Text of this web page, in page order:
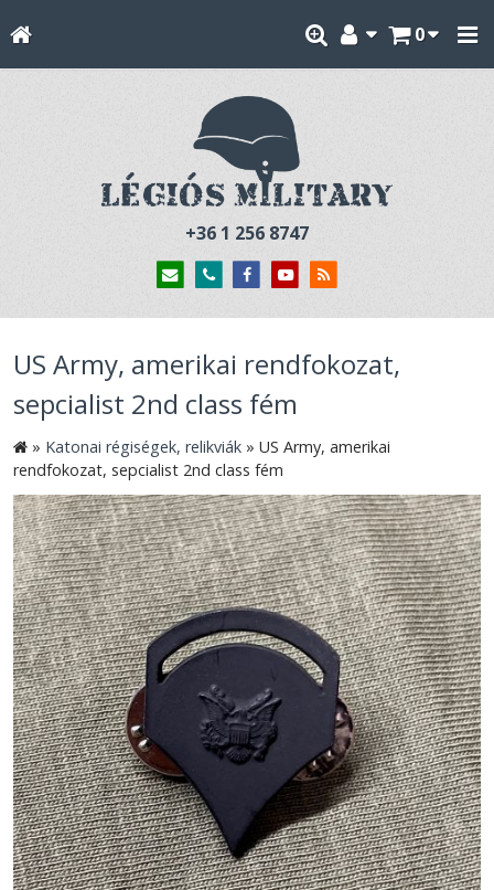
0
+36 1 256 8747
US Army, amerikai rendfokozat,
sepcialist 2nd class fém
» Katonai régiségek, relikviák » US Army, amerikai
rendfokozat, sepcialist 2nd class fém